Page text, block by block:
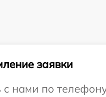
заявки
нами по